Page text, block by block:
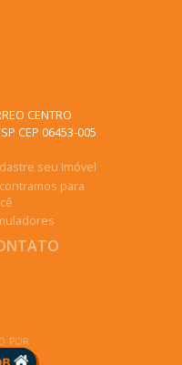
CENTRO
CEP 06453-005
seu Imóvel
para
POR